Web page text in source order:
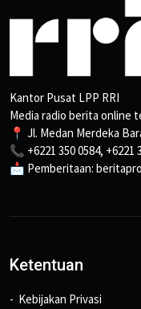
Kantor Pusat LPP RRI
Media radio berita online
📍 Jl. Medan Merdeka
📞 +6221 350 0584, +6221
📩 Pemberitaan:
Ketentuan
Kebijakan Privasi